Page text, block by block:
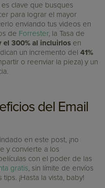
clave que busques
para lograr el mayor
enviando tus videos en
de Forrester, la Tasa de
el 300% al incluirlos en
un incremento del41%
o reenviar la pieza) y un
del Email
en este post, ¡no
y convierte a los
con el poder de las
gratis, sin límite de envíos
¡Hasta la vista, baby!